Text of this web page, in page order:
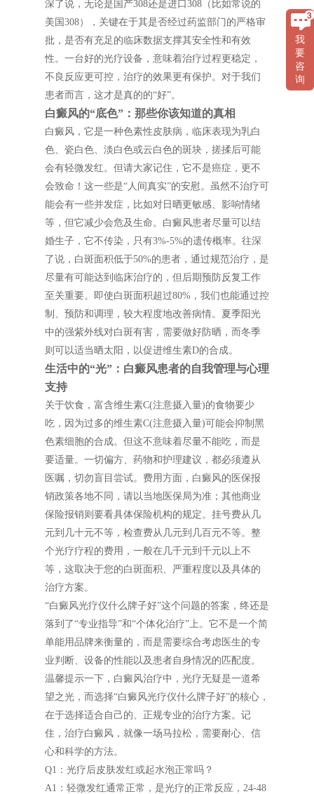
深了说，无论是国产308还是进口308（比如常说的
美国308），关键在于其是否经过药监部门的严格审
批，是否有充足的临床数据支撑其安全性和有效
性。一台好的光疗设备，意味着治疗过程更稳定，
不良反应更可控，治疗的效果更有保护。对于我们
患者而言，这才是真的的“好”。
白癜风的“底色”：那些你该知道的真相
白癜风，它是一种色素性皮肤病，临床表现为乳白
色、瓷白色、淡白色或云白色的斑块，搓揉后可能
会有轻微发红。但请大家记住，它不是癌症，更不
会致命！这一些是“人间真实”的安慰。虽然不治疗可
能会有一些并发症，比如对日晒更敏感、影响情绪
等，但它减少会危及生命。白癜风患者尽量可以结
婚生子，它不传染，只有3%-5%的遗传概率。往深
了说，白斑面积低于50%的患者，通过规范治疗，是
尽量有可能达到临床治疗的，但后期预防反复工作
至关重要。即使白斑面积超过80%，我们也能通过控
制、预防和调理，较大程度地改善病情。夏季阳光
中的强紫外线对白斑有害，需要做好防晒，而冬季
则可以适当晒太阳，以促进维生素D的合成。
生活中的“光”：白癜风患者的自我管理与心理
支持
关于饮食，富含维生素C(注意摄入量)的食物要少
吃，因为过多的维生素C(注意摄入量)可能会抑制黑
色素细胞的合成。但这不意味着尽量不能吃，而是
要适量。一切偏方、药物和护理建议，都必须遵从
医嘱，切勿盲目尝试。费用方面，白癜风的医保报
销政策各地不同，请以当地医保局为准；其他商业
保险报销则要看具体保险机构的规定。挂号费从几
元到几十元不等，检查费从几元到几百元不等。整
个光疗疗程的费用，一般在几千元到千元以上不
等，这取决于您的白斑面积、严重程度以及具体的
治疗方案。
“白癜风光疗仪什么牌子好”这个问题的答案，终还是
落到了“专业指导”和“个体化治疗”上。它不是一个简
单能用品牌来衡量的，而是需要综合考虑医生的专
业判断、设备的性能以及患者自身情况的匹配度。
温馨提示一下，白癜风治疗中，光疗无疑是一道希
望之光，而选择“白癜风光疗仪什么牌子好”的核心，
在于选择适合自己的、正规专业的治疗方案。记
住，治疗白癜风，就像一场马拉松，需要耐心、信
心和科学的方法。
Q1：光疗后皮肤发红或起水泡正常吗？
A1：轻微发红通常正常，是光疗的正常反应，24-48
我
要
咨
询